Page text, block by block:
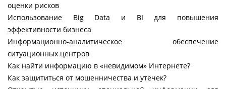
оценки рисков
Использование Big Data и BI для повышения
эффективности бизнеса
Информационно-аналитическое обеспечение
ситуационных центров
Как найти информацию в «невидимом» Интернете?
Как защититься от мошенничества и утечек?